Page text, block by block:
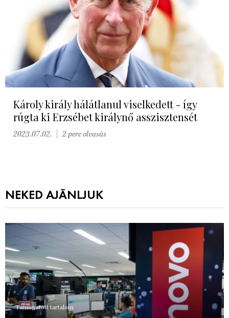
Károly király hálátlanul viselkedett - így
rúgta ki Erzsébet királynő asszisztensét
2023.07.02. 2 perc olvasás
NEKED AJÁNLJUK
Támogatott tartalom